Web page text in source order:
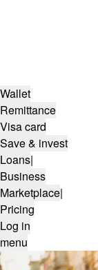
Wallet
Remittance
Visa card
Save & invest
Loans|
Business
Marketplace|
Pricing
Log in
menu